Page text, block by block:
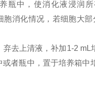
瓶中，使消化液浸
消化情况，若细胞大
弃去上清液，补加1-2
者瓶中，置于培养箱中